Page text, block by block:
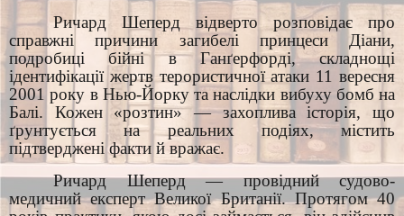
Ричард Шеперд відверто розповідає про
справжні причини загибелі принцеси Діани,
подробиці бійні в Ганґерфорді, складнощі
ідентифікації жертв терористичної атаки 11 вересня
2001 року в Нью-Йорку та наслідки вибуху бомб на
Балі. Кожен «розтин» — захоплива історія, що
ґрунтується на реальних подіях, містить
підтверджені факти й вражає.
Ричард Шеперд — провідний судово-
медичний експерт Великої Британії. Протягом 40